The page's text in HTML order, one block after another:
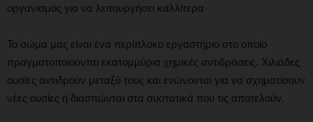
οργανισμός για να λειτουργήσει καλλίτερα
Το σώμα μας είναι ένα περίπλοκο εργαστήριο στο οποίο
πραγματοποιούνται εκατομμύρια χημικές αντιδράσεις. Χιλιάδες
ουσίες αντιδρούν μεταξύ τους και ενώνονται για να σχηματίσουν
νέες ουσίες ή διασπώνται στα συστατικά που τις αποτελούν.